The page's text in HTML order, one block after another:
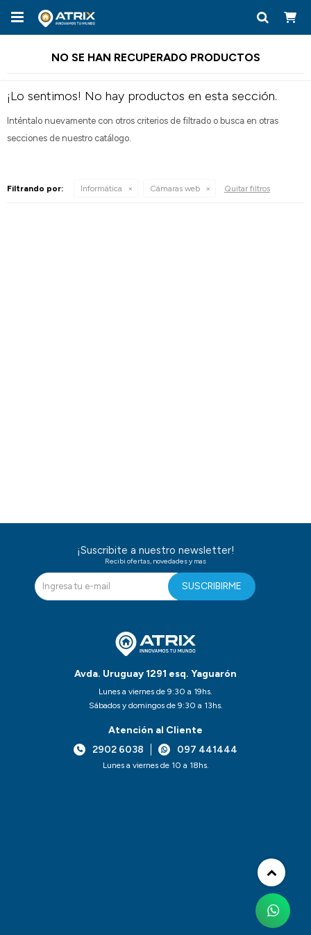

NO SE HAN RECUPERADO PRODUCTOS
¡Lo sentimos! No hay productos en esta sección.
Inténtalo nuevamente con otros criterios de filtrado o busca en otras
secciones de nuestro catálogo.
Filtrando por: Informática Cámaras web Quitar filtros
Avda. Uruguay 1291 esq. Yaguarón
Lunes a viernes de 9:30 a 19hs.
Sábados y domingos de 9:30 a 13hs.
Atención al Cliente
2902 6038
097 441444
Lunes a viernes de 10 a 18hs.
¡Suscribite a nuestro newsletter!
Recibi ofertas, novedades y mas
SUSCRIBIRME